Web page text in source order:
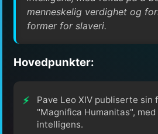
menneskelig verdighet og
former for slaveri.
Hovedpunkter:
Pave Leo XIV publiserte sin
"Magnifica Humanitas",
intelligens.